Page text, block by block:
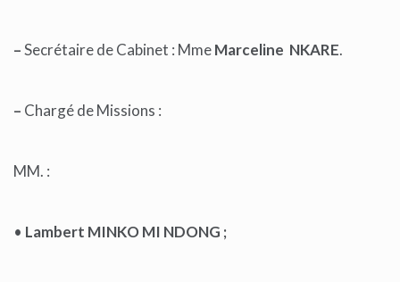
–Secrétaire de Cabinet : MmeMarceline NKARE.
– Chargé de Missions :
MM. :
• Lambert MINKO MI NDONG ;